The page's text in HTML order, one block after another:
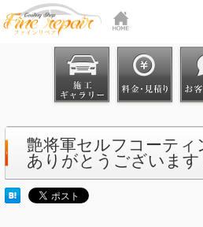
艶将軍セルフコーテ
ありがとうございます